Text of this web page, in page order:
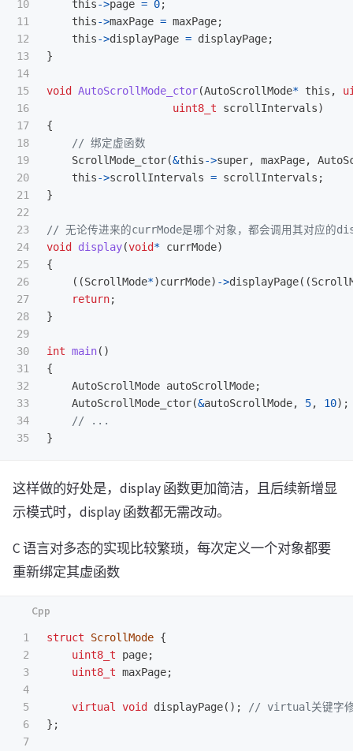
10
11
12
13
14
15
16
17
18
19
20
21
22
23
24
25
26
27
28
29
30
31
32
33
34
this->page = 0;
this->maxPage = maxPage;
this->displayPage = displayPage;
}
void AutoScrollMode_ctor(AutoScrollMode* this ,
uint8_t
scrollIntervals)
{
// 绑定虚函数
ScrollMode_ctor(&this->super, maxPage,
this->scrollIntervals = scrollIntervals ;
}
// 无论传进来的currMode是哪个对象，都会调用其对应的
void
display(void* currMode)
{
((ScrollMode*)currMode) ->displayPage((
return;
}
int main()
{
AutoScrollMode autoScrollMode;
AutoScrollMode_ctor(&autoScrollMode, 5, 10);
// ...
}
这样做的好处是，display 函数更加简洁，且后续新增显
示模式时，display 函数都无需改动。
C 语言对多态的实现比较繁琐，每次定义一个对象都要
重新绑定其虚函数
1
2
3
4
5
6
7
struct ScrollMode {
uint8_t
page;
uint8_t maxPage;
virtual void displayPage();
// virtual关键字修
};